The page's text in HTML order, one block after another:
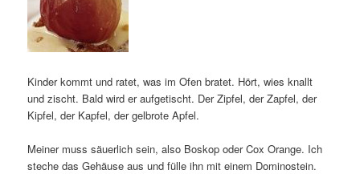
Kinder kommt und ratet, was im Ofen bratet. Hört, wies knallt
und zischt. Bald wird er aufgetischt. Der Zipfel, der Zapfel, der
Kipfel, der Kapfel, der gelbrote Apfel.
Meiner muss säuerlich sein, also Boskop oder Cox Orange. Ich
steche das Gehäuse aus und fülle ihn mit einem Dominostein.